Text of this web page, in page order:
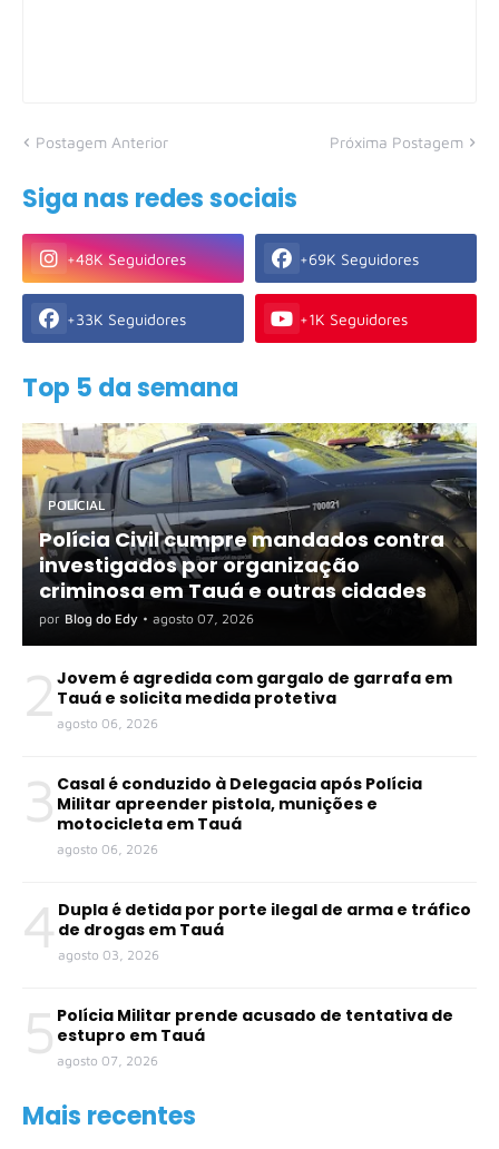
Postagem Anterior Próxima Postagem
Siga nas redes sociais
+48K Seguidores +69K Seguidores
+33K Seguidores +1K Seguidores
Top 5 da semana
POLICIAL
Polícia Civil cumpre mandados contra
investigados por organização
criminosa em Tauá e outras cidades
por Blog do Edy • agosto 07, 2026
2 Jovem é agredida com gargalo de garrafa em
Tauá e solicita medida protetiva
agosto 06, 2026
3 Casal é conduzido à Delegacia após Polícia
Militar apreender pistola, munições e
motocicleta em Tauá
agosto 06, 2026
4 Dupla é detida por porte ilegal de arma e tráfico
de drogas em Tauá
agosto 03, 2026
5 Polícia Militar prende acusado de tentativa de
estupro em Tauá
agosto 07, 2026
Mais recentes